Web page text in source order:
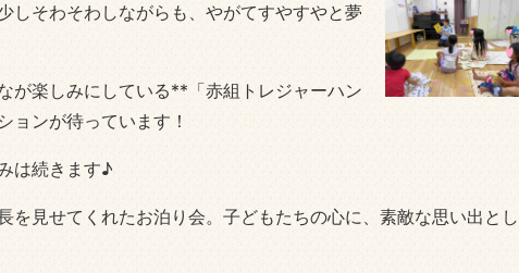
しそわそわしながらも、やがてすやすやと夢
が楽しみにしている**「赤組トレジャーハン
ョンが待っています！
は続きます♪
を見せてくれたお泊り会。子どもたちの心に、素敵な思い出とし